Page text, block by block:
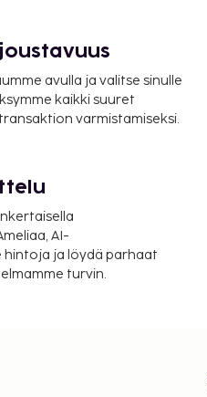
lentokenttä (PEW)
auki oleva
voit pysäköidä helposti,
maksut.
avulla ja valitse sinulle
kaikki suuret
varmistamiseksi.
AI-
ja löydä parhaat
turvin.